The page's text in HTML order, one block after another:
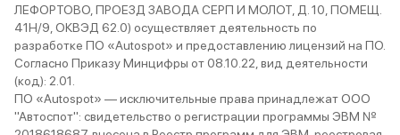
ЛЕФОРТОВО, ПРОЕЗД ЗАВОДА СЕРП И МОЛОТ, Д. 10, ПОМЕЩ.
41Н/9, ОКВЭД 62.0) осуществляет деятельность по
разработке ПО «Autospot» и предоставлению лицензий на ПО.
Согласно Приказу Минцифры от 08.10.22, вид деятельности
(код): 2.01.
ПО «Autospot» — исключительные права принадлежат ООО
"Автоспот": свидетельство о регистрации программы ЭВМ №